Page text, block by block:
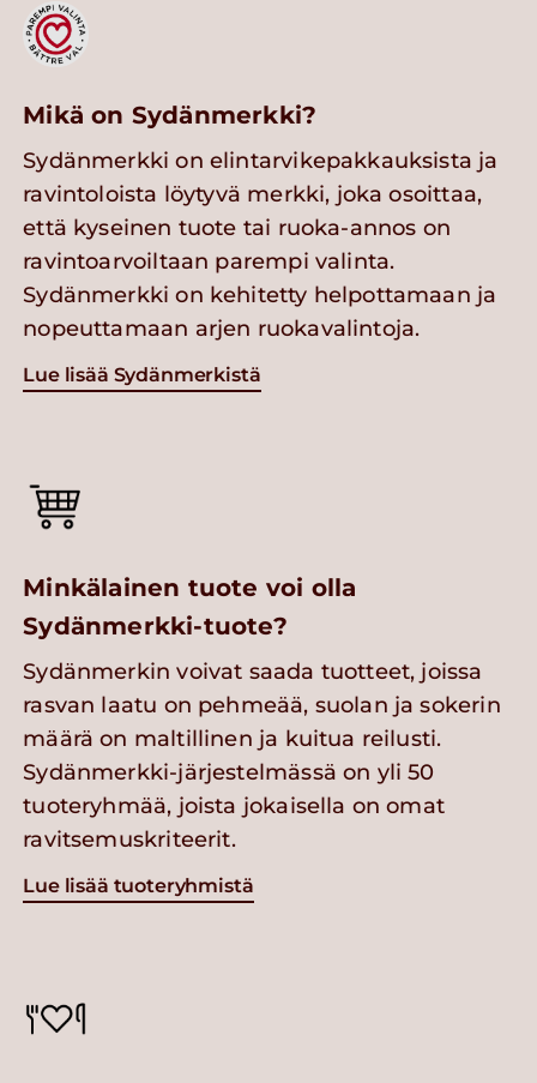
Mikä on Sydänmerkki?
Sydänmerkki on elintarvikepakkauksista ja
ravintoloista löytyvä merkki, joka osoittaa,
että kyseinen tuote tai ruoka-annos on
ravintoarvoiltaan parempi valinta.
Sydänmerkki on kehitetty helpottamaan ja
nopeuttamaan arjen ruokavalintoja.
Lue lisää Sydänmerkistä
Minkälainen tuote voi olla
Sydänmerkki-tuote?
Sydänmerkin voivat saada tuotteet, joissa
rasvan laatu on pehmeää, suolan ja sokerin
määrä on maltillinen ja kuitua reilusti.
Sydänmerkki-järjestelmässä on yli 50
tuoteryhmää, joista jokaisella on omat
ravitsemuskriteerit.
Lue lisää tuoteryhmistä